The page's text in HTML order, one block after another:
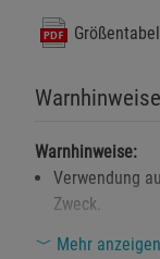
Warnhinweise:
Verwendung
Zweck.
Von offenem
Mehr anzeigen